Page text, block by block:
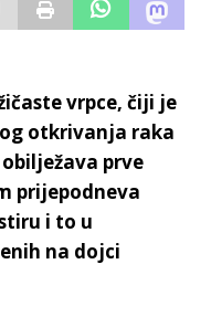
vrpce, čiji je
otkrivanja raka
prve
prijepodneva
i to u
na dojci